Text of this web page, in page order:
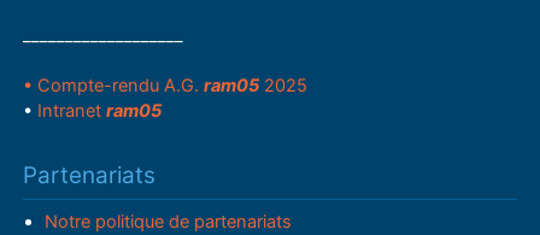
• Compte-rendu A.G.ram05 2025
• Intranetram05
Partenariats
Notre politique de partenariats